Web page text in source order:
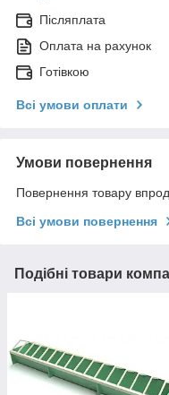
Післяплата
Оплата на рахунок
Готівкою
Всі умови оплати
Умови повернення
Повернення товару
Всі умови повернення
Подібні товари